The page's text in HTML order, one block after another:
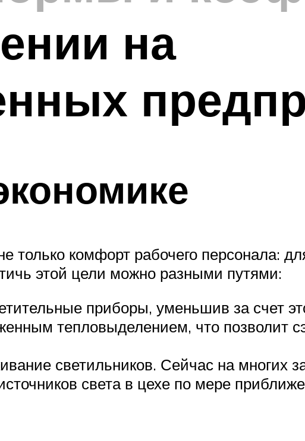
на
только комфорт рабочего персонала:
этой цели можно разными путями:
приборы, уменьшив за счет
тепловыделением, что позволит
светильников. Сейчас на многих
света в цехе по мере